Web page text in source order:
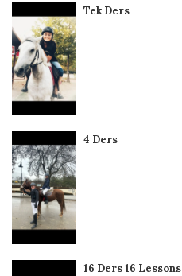
Tek Ders
4 Ders
16 Ders 16 Lessons